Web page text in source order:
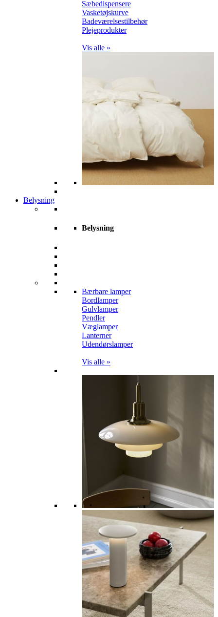
Sæbedispensere
Vasketøjskurve
Badeværelsestilbehør
Plejeprodukter
Vis alle »
Belysning
Belysning
Bærbare lamper
Bordlamper
Gulvlamper
Pendler
Væglamper
Lanterner
Udendørslamper
Vis alle »